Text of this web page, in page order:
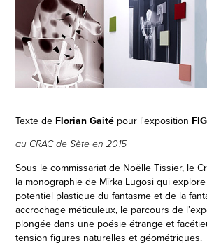
Texte de Florian Gaité pour l'exposition
au CRAC de Sète en 2015
Sous le commissariat de Noëlle Tissier, le
la monographie de Mïrka Lugosi qui
potentiel plastique du fantasme et de la
accrochage méticuleux, le parcours de
plongée dans une poésie étrange et
tension figures naturelles et géométriques.